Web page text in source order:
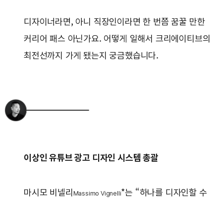
디자이너라면, 아니 직장인이라면 한 번쯤 꿈꿀 만한
커리어 패스 아닌가요. 어떻게 일해서 크리에이티브의
최전선까지 가게 됐는지 궁금했습니다.
이상인 유튜브 광고 디자인 시스템 총괄
마시모 비넬리 Massimo Vignelli*는 “하나를 디자인할 수